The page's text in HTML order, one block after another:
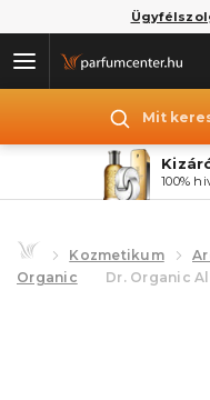
Mit
100%
Kozmetikum
Organic
Dr. Organic